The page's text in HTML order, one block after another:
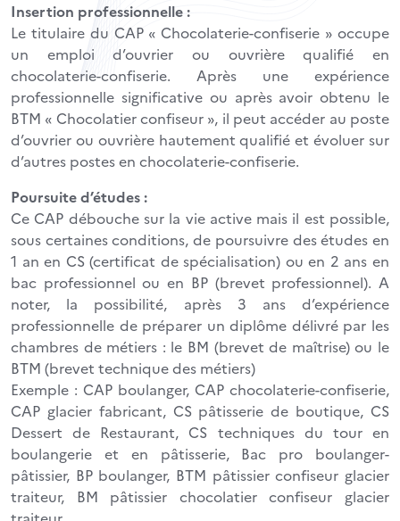
Insertion professionnelle :
Le titulaire du CAP « Chocolaterie-confiserie » occupe
un emploi d’ouvrier ou ouvrière qualifié en
chocolaterie-confiserie. Après une expérience
professionnelle significative ou après avoir obtenu le
BTM « Chocolatier confiseur », il peut accéder au poste
d’ouvrier ou ouvrière hautement qualifié et évoluer sur
d’autres postes en chocolaterie-confiserie.
Poursuite d’études :
Ce CAP débouche sur la vie active mais il est possible,
sous certaines conditions, de poursuivre des études en
1 an en CS (certificat de spécialisation) ou en 2 ans en
bac professionnel ou en BP (brevet professionnel). A
noter, la possibilité, après 3 ans d’expérience
professionnelle de préparer un diplôme délivré par les
chambres de métiers : le BM (brevet de maîtrise) ou le
BTM (brevet technique des métiers)
Exemple : CAP boulanger, CAP chocolaterie-confiserie,
CAP glacier fabricant, CS pâtisserie de boutique, CS
Dessert de Restaurant, CS techniques du tour en
boulangerie et en pâtisserie, Bac pro boulanger-
pâtissier, BP boulanger, BTM pâtissier confiseur glacier
traiteur, BM pâtissier chocolatier confiseur glacier